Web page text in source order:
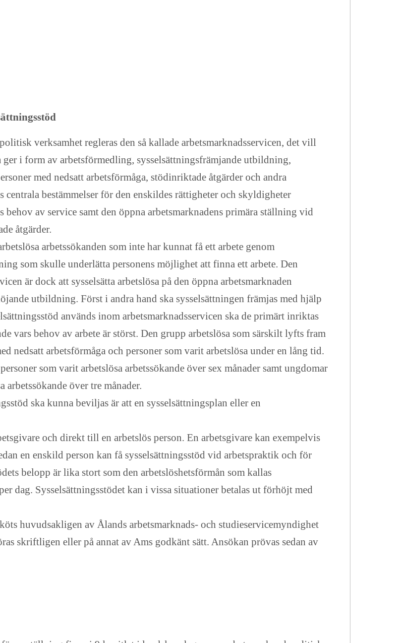
verksamhet regleras den så kallade arbetsmarknadsservicen, det vill
ger i form av arbetsförmedling, sysselsättningsfrämjande utbildning,
med nedsatt arbetsförmåga, stödinriktade åtgärder och andra
centrala bestämmelser för den enskildes rättigheter och skyldigheter
av service samt den öppna arbetsmarknadens primära ställning vid
åtgärder.
arbetssökanden som inte har kunnat få ett arbete genom
som skulle underlätta personens möjlighet att finna ett arbete. Den
är dock att sysselsätta arbetslösa på den öppna arbetsmarknaden
utbildning. Först i andra hand ska sysselsättningen främjas med hjälp
används inom arbetsmarknadsservicen ska de primärt inriktas
vars behov av arbete är störst. Den grupp arbetslösa som särskilt lyfts fram
nedsatt arbetsförmåga och personer som varit arbetslösa under en lång tid.
som varit arbetslösa arbetssökande över sex månader samt ungdomar
över tre månader.
ska kunna beviljas är att en sysselsättningsplan eller en
och direkt till en arbetslös person. En arbetsgivare kan exempelvis
en enskild person kan få sysselsättningsstöd vid arbetspraktik och för
belopp är lika stort som den arbetslöshetsförmån som kallas
dag. Sysselsättningsstödet kan i vissa situationer betalas ut förhöjt med
huvudsakligen av Ålands arbetsmarknads- och studieservicemyndighet
skriftligen eller på annat av Ams godkänt sätt. Ansökan prövas sedan av